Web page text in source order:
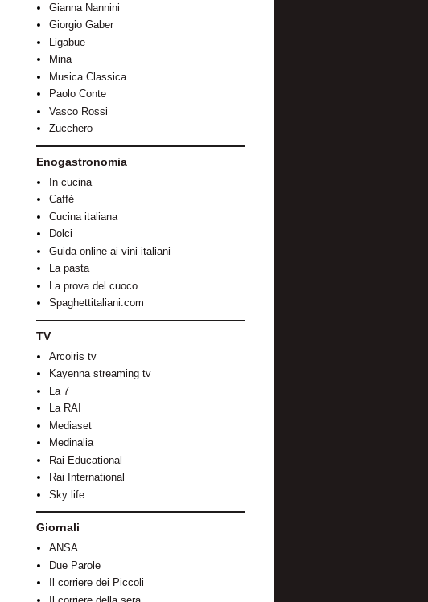
Gianna Nannini
Giorgio Gaber
Ligabue
Mina
Musica Classica
Paolo Conte
Vasco Rossi
Zucchero
Enogastronomia
In cucina
Caffé
Cucina italiana
Dolci
Guida online ai vini italiani
La pasta
La prova del cuoco
Spaghettitaliani.com
TV
Arcoiris tv
Kayenna streaming tv
La 7
La RAI
Mediaset
Medinalia
Rai Educational
Rai International
Sky life
Giornali
ANSA
Due Parole
Il corriere dei Piccoli